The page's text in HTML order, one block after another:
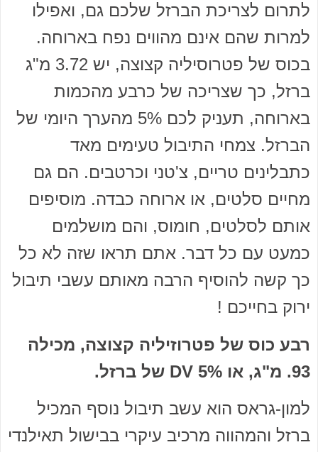
לתרום לצריכת הברזל שלכם גם, ואפילו
למרות שהם אינם מהווים נפח בארוחה.
בכוס של פטרוסיליה קצוצה, יש 3.72 מ"ג
ברזל, כך שצריכה של כרבע מהכמות
בארוחה, תעניק לכם 5% מהערך היומי של
הברזל. צמחי התיבול טעימים מאד
כתבלינים טריים, צ'טני וכרטבים. הם גם
מחיים סלטים, או ארוחה כבדה. מוסיפים
אותם לסלטים, חומוס, והם מושלמים
כמעט עם כל דבר. אתם תראו שזה לא כל
כך קשה להוסיף הרבה מאותם עשבי תיבול
ירוק בחייכם !
רבע כוס של פטרוזיליה קצוצה, מכילה
93. מ"ג, או 5% DV של ברזל.
למון-גראס הוא עשב תיבול נוסף המכיל
ברזל והמהווה מרכיב עיקרי בבישול תאילנדי